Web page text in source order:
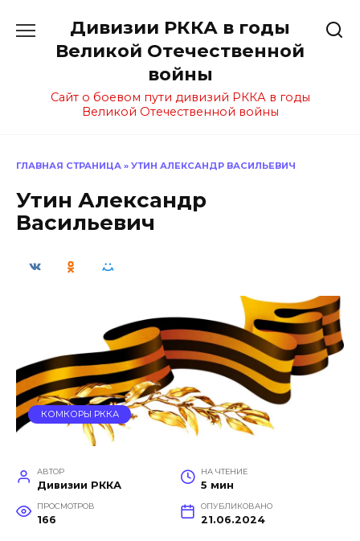
содержанию
Дивизии РККА в годы
Великой Отечественной
войны
Сайт о боевом пути дивизий РККА в годы
Великой Отечественной войны
ГЛАВНАЯ СТРАНИЦА » УТИН АЛЕКСАНДР ВАСИЛЬЕВИЧ
Утин Александр
Васильевич
КОМКОРЫ РККА
АВТОР
Дивизии РККА
НА ЧТЕНИЕ
5 мин
ПРОСМОТРОВ
166
ОПУБЛИКОВАНО
21.06.2024